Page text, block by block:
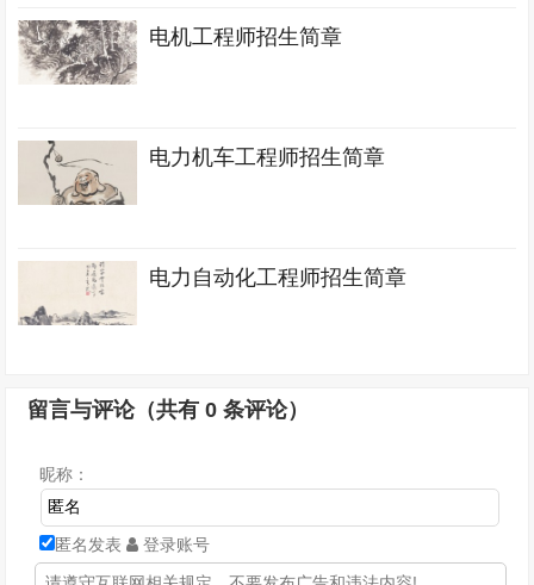
电机工程师招生简章
电力机车工程师招生简章
电力自动化工程师招生简章
留言与评论（共有0 条评论）
昵称：
匿名发表 登录账号